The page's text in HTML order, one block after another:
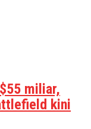
miliar,
kini